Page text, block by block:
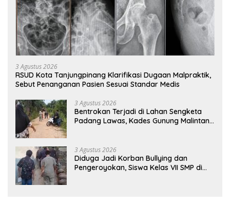
3 Agustus 2026
RSUD Kota Tanjungpinang Klarifikasi Dugaan Malpraktik,
Sebut Penanganan Pasien Sesuai Standar Medis
3 Agustus 2026
Bentrokan Terjadi di Lahan Sengketa
Padang Lawas, Kades Gunung Malintang
3 Agustus 2026
Diduga Jadi Korban Bullying dan
Pengeroyokan, Siswa Kelas VII SMP di